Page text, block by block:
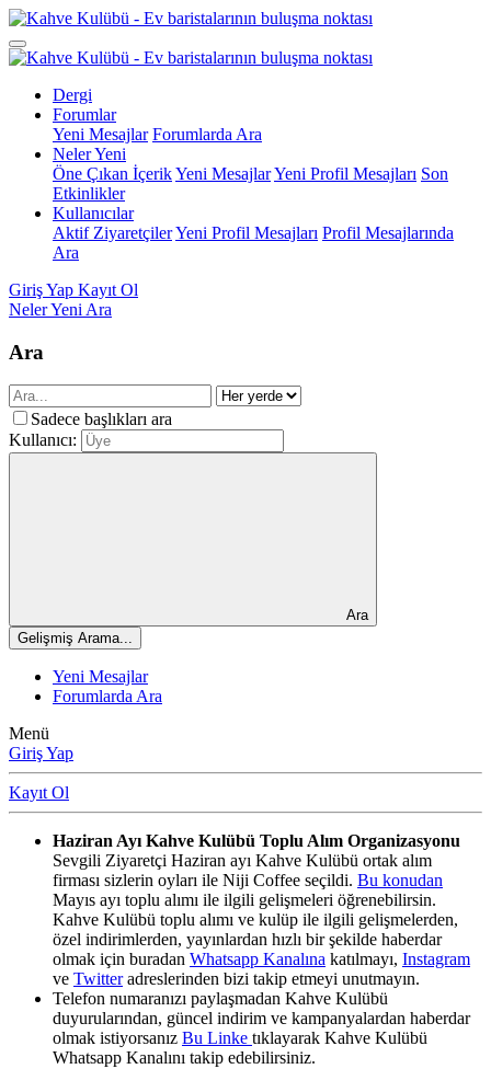
Dergi
Forumlar
Yeni Mesajlar Forumlarda Ara
Neler Yeni
Öne Çıkan İçerikYeni MesajlarYeni Profil Mesajları Son
Etkinlikler
Kullanıcılar
Aktif ZiyaretçilerYeni Profil Mesajları Profil Mesajlarında
Ara
Giriş Yap Kayıt Ol
Neler Yeni Ara
Ara
Sadece başlıkları ara
Kullanıcı:
Ara
Gelişmiş Arama...
Yeni Mesajlar
Forumlarda Ara
Menü
Giriş Yap
Kayıt Ol
Haziran Ayı Kahve Kulübü Toplu Alım Organizasyonu
Sevgili Ziyaretçi Haziran ayı Kahve Kulübü ortak alım
firması sizlerin oyları ile Niji Coffee seçildi. Bu konudan
Mayıs ayı toplu alımı ile ilgili gelişmeleri öğrenebilirsin.
Kahve Kulübü toplu alımı ve kulüp ile ilgili gelişmelerden,
özel indirimlerden, yayınlardan hızlı bir şekilde haberdar
olmak için buradan Whatsapp Kanalına katılmayı, Instagram
ve Twitteradreslerinden bizi takip etmeyi unutmayın.
Telefon numaranızı paylaşmadan Kahve Kulübü
duyurularından, güncel indirim ve kampanyalardan haberdar
olmak istiyorsanız Bu Linke tıklayarak Kahve Kulübü
Whatsapp Kanalını takip edebilirsiniz.